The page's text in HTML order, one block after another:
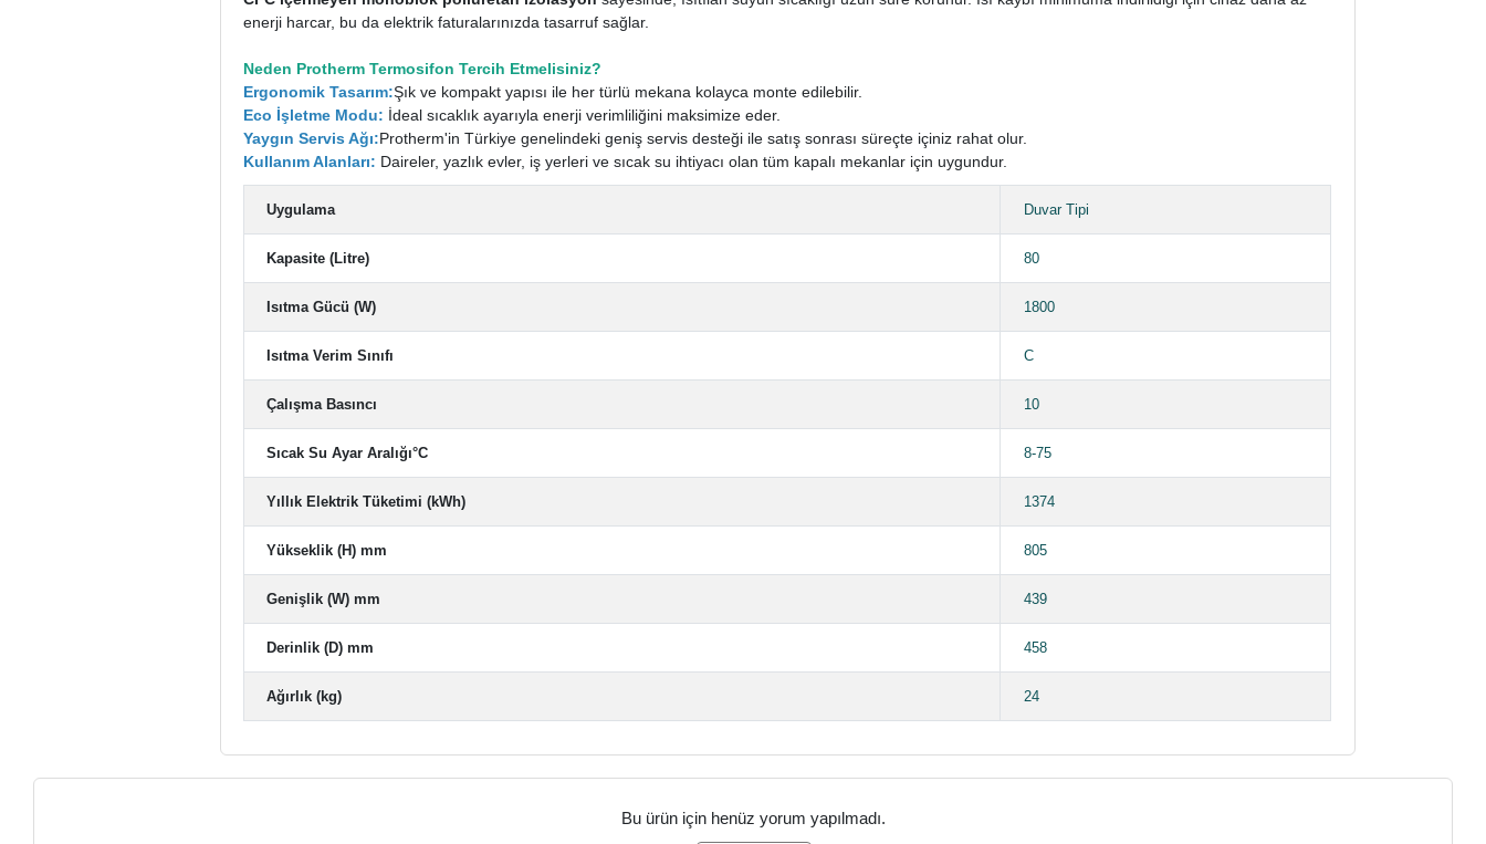
enerji harcar, bu da elektrik faturalarınızda tasarruf sağlar.
Neden Protherm Termosifon Tercih Etmelisiniz?
Ergonomik Tasarım:Şık ve kompakt yapısı ile her türlü mekana kolayca monte edilebilir.
Eco İşletme Modu: İdeal sıcaklık ayarıyla enerji verimliliğini maksimize eder.
Yaygın Servis Ağı:Protherm'in Türkiye genelindeki geniş servis desteği ile satış sonrası süreçte içiniz rahat olur.
Kullanım Alanları: Daireler, yazlık evler, iş yerleri ve sıcak su ihtiyacı olan tüm kapalı mekanlar için uygundur.
Uygulama Duvar Tipi
Kapasite (Litre) 80
Isıtma Gücü (W) 1800
Isıtma Verim Sınıfı C
Çalışma Basıncı 10
Sıcak Su Ayar Aralığı°C 8-75
Yıllık Elektrik Tüketimi (kWh) 1374
Yükseklik (H) mm 805
Genişlik (W) mm 439
Derinlik (D) mm 458
Ağırlık (kg) 24
Bu ürün için henüz yorum yapılmadı.